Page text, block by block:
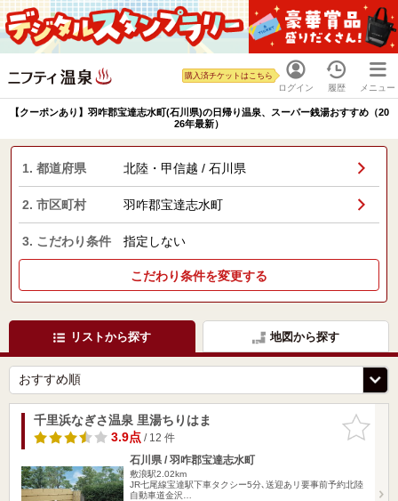
ログイン
購入済チケットはこちら
履歴 メニュー
【クーポンあり】羽咋郡宝達志水町(石川県)の日帰り温泉、スーパー銭湯おすすめ（20
26年最新）
1. 都道府県 北陸・甲信越 / 石川県
2. 市区町村 羽咋郡宝達志水町
3. こだわり条件 指定しない
こだわり条件を変更する
リストから探す 地図から探す
お気に入
りに追加
千里浜なぎさ温泉 里湯ちりはま
3.9点/ 12 件
石川県 / 羽咋郡宝達志水町
敷浪駅2.02km
JR七尾線宝達駅下車タクシー5分､送迎あリ要事前予約北陸
自動車道金沢…